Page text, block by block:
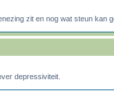
zit en nog wat steun kan
depressiviteit.